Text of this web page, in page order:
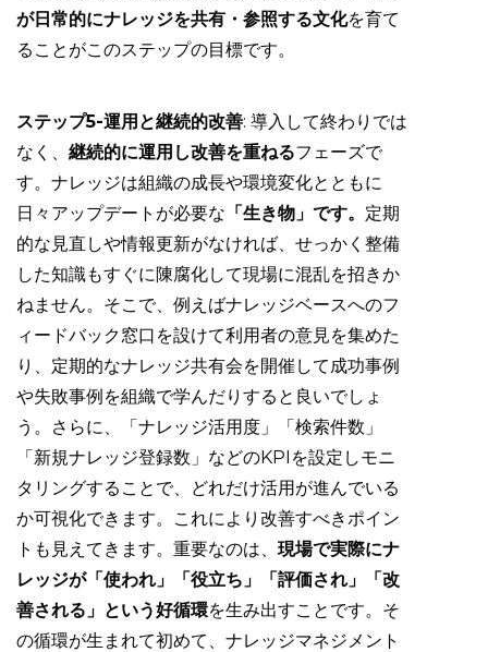
が日常的にナレッジを共有・参照する文化を育て
ることがこのステップの目標です。
ステップ5-運用と継続的改善: 導入して終わりでは
なく、 継続的に運用し改善を重ねるフェーズで
す。ナレッジは組織の成長や環境変化とともに
日々アップデートが必要な 「生き物」です。 定期
的な見直しや情報更新がなければ、せっかく整備
した知識もすぐに陳腐化して現場に混乱を招きか
ねません。そこで、例えばナレッジベースへのフ
ィードバック窓口を設けて利用者の意見を集めた
り、定期的なナレッジ共有会を開催して成功事例
や失敗事例を組織で学んだりすると良いでしょ
う。さらに、「ナレッジ活用度」「検索件数」
「新規ナレッジ登録数」などのKPIを設定しモニ
タリングすることで、どれだけ活用が進んでいる
か可視化できます。これにより改善すべきポイン
トも見えてきます。重要なのは、 現場で実際にナ
レッジが「使われ」「役立ち」「評価され」「改
善される」という好循環を生み出すことです。そ
の循環が生まれて初めて、ナレッジマネジメント